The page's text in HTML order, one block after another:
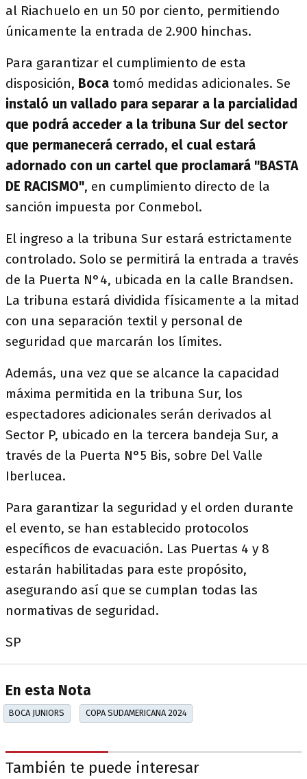
al Riachuelo en un 50 por ciento, permitiendo
únicamente la entrada de 2.900 hinchas.
Para garantizar el cumplimiento de esta
disposición, Boca tomó medidas adicionales. Se
instaló un vallado para separar a la parcialidad
que podrá acceder a la tribuna Sur del sector
que permanecerá cerrado, el cual estará
adornado con un cartel que proclamará "BASTA
DE RACISMO", en cumplimiento directo de la
sanción impuesta por Conmebol.
El ingreso a la tribuna Sur estará estrictamente
controlado. Solo se permitirá la entrada a través
de la Puerta N°4, ubicada en la calle Brandsen.
La tribuna estará dividida físicamente a la mitad
con una separación textil y personal de
seguridad que marcarán los límites.
Además, una vez que se alcance la capacidad
máxima permitida en la tribuna Sur, los
espectadores adicionales serán derivados al
Sector P, ubicado en la tercera bandeja Sur, a
través de la Puerta N°5 Bis, sobre Del Valle
Iberlucea.
Para garantizar la seguridad y el orden durante
el evento, se han establecido protocolos
específicos de evacuación. Las Puertas 4 y 8
estarán habilitadas para este propósito,
asegurando así que se cumplan todas las
normativas de seguridad.
SP
En esta Nota
BOCA JUNIORS COPA SUDAMERICANA 2024
También te puede interesar